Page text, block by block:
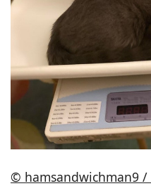
© hamsandwichman9 /